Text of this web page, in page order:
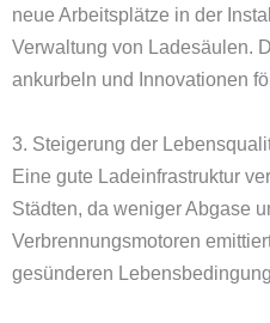
neue Arbeitsplätze in der
Verwaltung von Ladesäulen.
ankurbeln und Innovationen
3. Steigerung der
Eine gute Ladeinfrastruktur
Städten, da weniger Abgase
Verbrennungsmotoren
gesünderen